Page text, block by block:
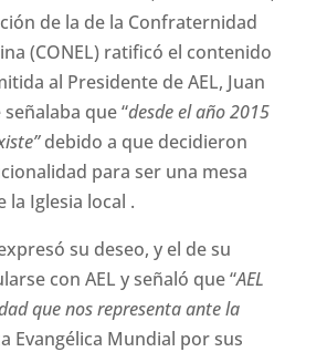
de la de la Confraternidad
(CONEL) ratificó el contenido
al Presidente de AEL, Juan
que “desde el año 2015
debido a que decidieron
para ser una mesa
la Iglesia local .
su deseo, y el de su
con AEL y señaló que “AEL
que nos representa ante la
Evangélica Mundial por sus